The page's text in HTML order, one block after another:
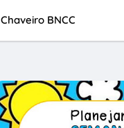
Chaveiro BNCC